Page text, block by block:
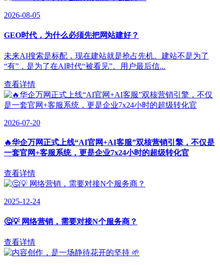
2026-08-05
GEO时代，为什么必须先把网站建好？
未来AI搜索是标配，现在建站就是抢占先机。建站不是为了
“有”，是为了在AI时代“被看见”。用户最后信...
查看详情
2026-07-20
🔥华企万网正式上线“AI官网+AI客服”双核营销引擎，不仅是
一套官网+客服系统，更是企业7x24小时的超级转化官
查看详情
2025-12-24
🤔💡 网络营销，需要对接N个服务商？
查看详情